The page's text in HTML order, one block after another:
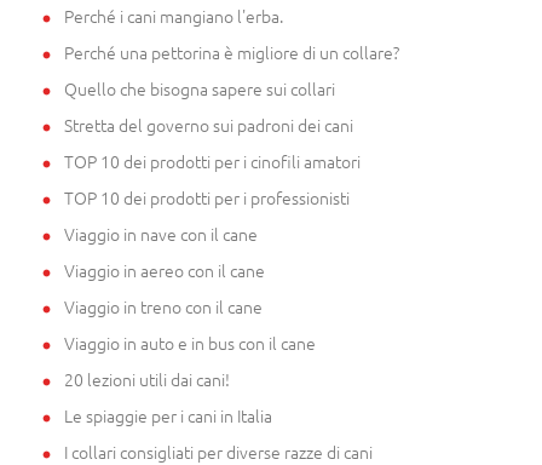
Perché i cani mangiano l'erba.
Perché una pettorina è migliore di un collare?
Quello che bisogna sapere sui collari
Stretta del governo sui padroni dei cani
TOP 10 dei prodotti per i cinofili amatori
TOP 10 dei prodotti per i professionisti
Viaggio in nave con il cane
Viaggio in aereo con il cane
Viaggio in treno con il cane
Viaggio in auto e in bus con il cane
20 lezioni utili dai cani!
Le spiaggie per i cani in Italia
I collari consigliati per diverse razze di cani